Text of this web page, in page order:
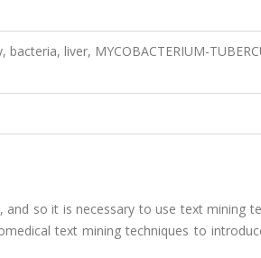
liver, MYCOBACTERIUM-
so it is necessary to use text mining
text mining techniques to